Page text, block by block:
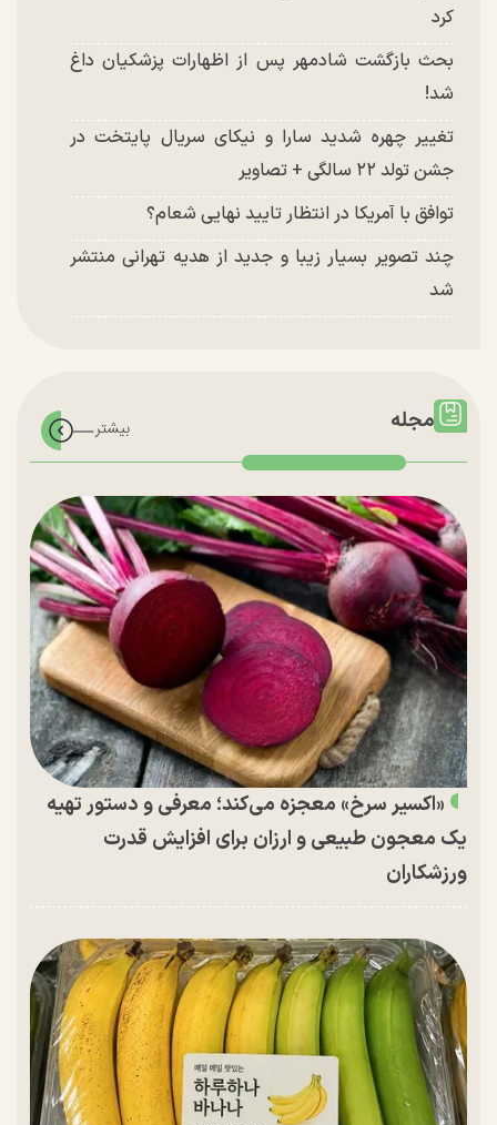
کرد
بحث بازگشت شادمهر پس از اظهارات پزشکیان داغ
شد!
تغییر چهره شدید سارا و نیکای سریال پایتخت در
جشن تولد ۲۲ سالگی + تصاویر
توافق با آمریکا در انتظار تایید نهایی شعام؟
چند تصویر بسیار زیبا و جدید از هدیه تهرانی منتشر
شد
مجله
«اکسیر سرخ» معجزه می‌کند؛ معرفی و دستور تهیه
یک معجون طبیعی و ارزان برای افزایش قدرت
ورزشکاران